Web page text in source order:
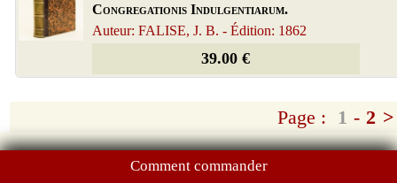
Congregationis Indulgentiarum.
Auteur: FALISE, J. B. - Édition: 1862
39.00 €
Page : 1 - 2 >
Comment commander